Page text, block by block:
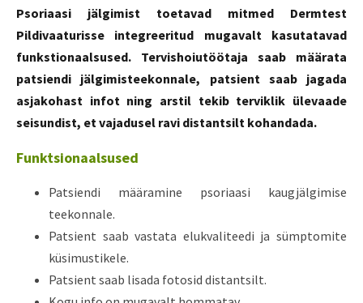
Psoriaasi jälgimist toetavad mitmed Dermtest
Pildivaaturisse integreeritud mugavalt kasutatavad
funkstionaalsused. Tervishoiutöötaja saab määrata
patsiendi jälgimisteekonnale, patsient saab jagada
asjakohast infot ning arstil tekib terviklik ülevaade
seisundist, et vajadusel ravi distantsilt kohandada.
Funktsionaalsused
Patsiendi määramine psoriaasi kaugjälgimise
teekonnale.
Patsient saab vastata elukvaliteedi ja sümptomite
küsimustikele.
Patsient saab lisada fotosid distantsilt.